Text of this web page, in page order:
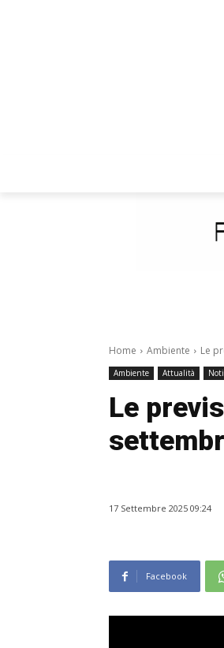
Home Ambiente Le
Ambiente Attualità
Le
17 Settembre 2025 09:24
Facebook